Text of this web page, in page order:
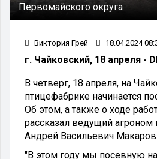
Первомайского округа
Виктория Грей 18.04.2024
г. Чайковский, 18 апреля -
В четверг, 18 апреля, на
птицефабрике начинается
Об этом, а также о ходе
рассказал ведущий агроном
Андрей Васильевич Макаров.
"В этом году мы посевную